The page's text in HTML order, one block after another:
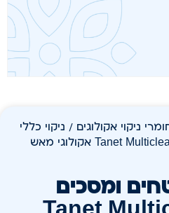
ניקוי אקולוגים / ניקוי כללי
ומסכים